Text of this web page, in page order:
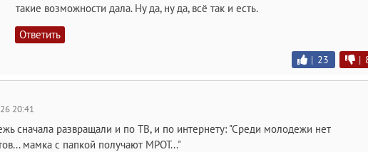
такие возможности дала. Ну да, ну да, всë так и есть.
Ответить
| 23 |
20:41
сначала развращали и по ТВ, и по интернету: "Среди молодежи нет
мамка с папкой получают МРОТ..."